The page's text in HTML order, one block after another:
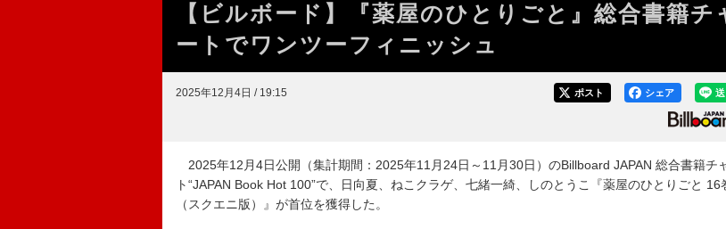
【ビルボード】『薬屋のひとりごと』総合書籍チ
ートでワンツーフィニッシュ
2025年12月4日 / 19:15 シェア
ポスト
2025年12月4日公開（集計期間：2025年11月24日～11月30日）のBillboard JAPAN 総合書籍チ
ト“JAPAN Book Hot 100”で、日向夏、ねこクラゲ、七緒一綺、しのとうこ『薬屋のひとりごと 16
（スクエニ版）』が首位を獲得した。